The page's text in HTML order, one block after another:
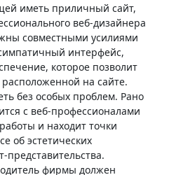
иметь приличный сайт,
веб-дизайнера
совместными усилиями
интерфейс,
которое позволит
на сайте.
без особых проблем. Рано
с веб-профессионалами
и находит точки
об эстетических
представительства.
фирмы должен